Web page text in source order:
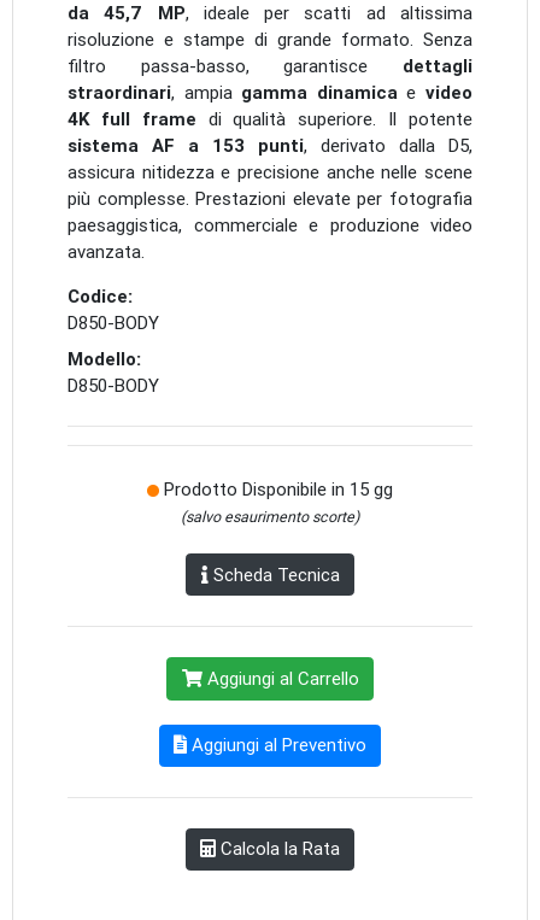
da 45,7 MP, ideale per scatti ad altissima
risoluzione e stampe di grande formato. Senza
filtro passa-basso, garantisce dettagli
straordinari, ampia gamma dinamicaevideo
4K full frame di qualità superiore. Il potente
sistema AF a 153 punti, derivato dalla D5,
assicura nitidezza e precisione anche nelle scene
più complesse. Prestazioni elevate per fotografia
paesaggistica, commerciale e produzione video
avanzata.
Codice:
D850-BODY
Modello:
D850-BODY
Prodotto Disponibile in 15 gg
(salvo esaurimento scorte)
Scheda Tecnica
Aggiungi al Carrello
Aggiungi al Preventivo
Calcola la Rata